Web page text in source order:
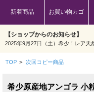
新着商品 お買い物カゴ
【ショップからのお知らせ】
2025年9月27日（土）希少！レア天
TOP > 次回コピー商品
希少原産地アンゴラ 小